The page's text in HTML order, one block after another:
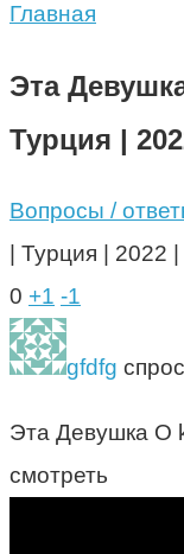
Главная
Эта
Турция |
Вопросы /
| Турция | 2022 |
0 +1 -1
gfdfg
Эта Девушка O
смотреть